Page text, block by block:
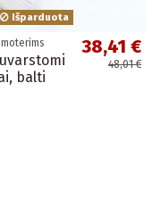
Išparduota
balti
38,41 €
48,01 €